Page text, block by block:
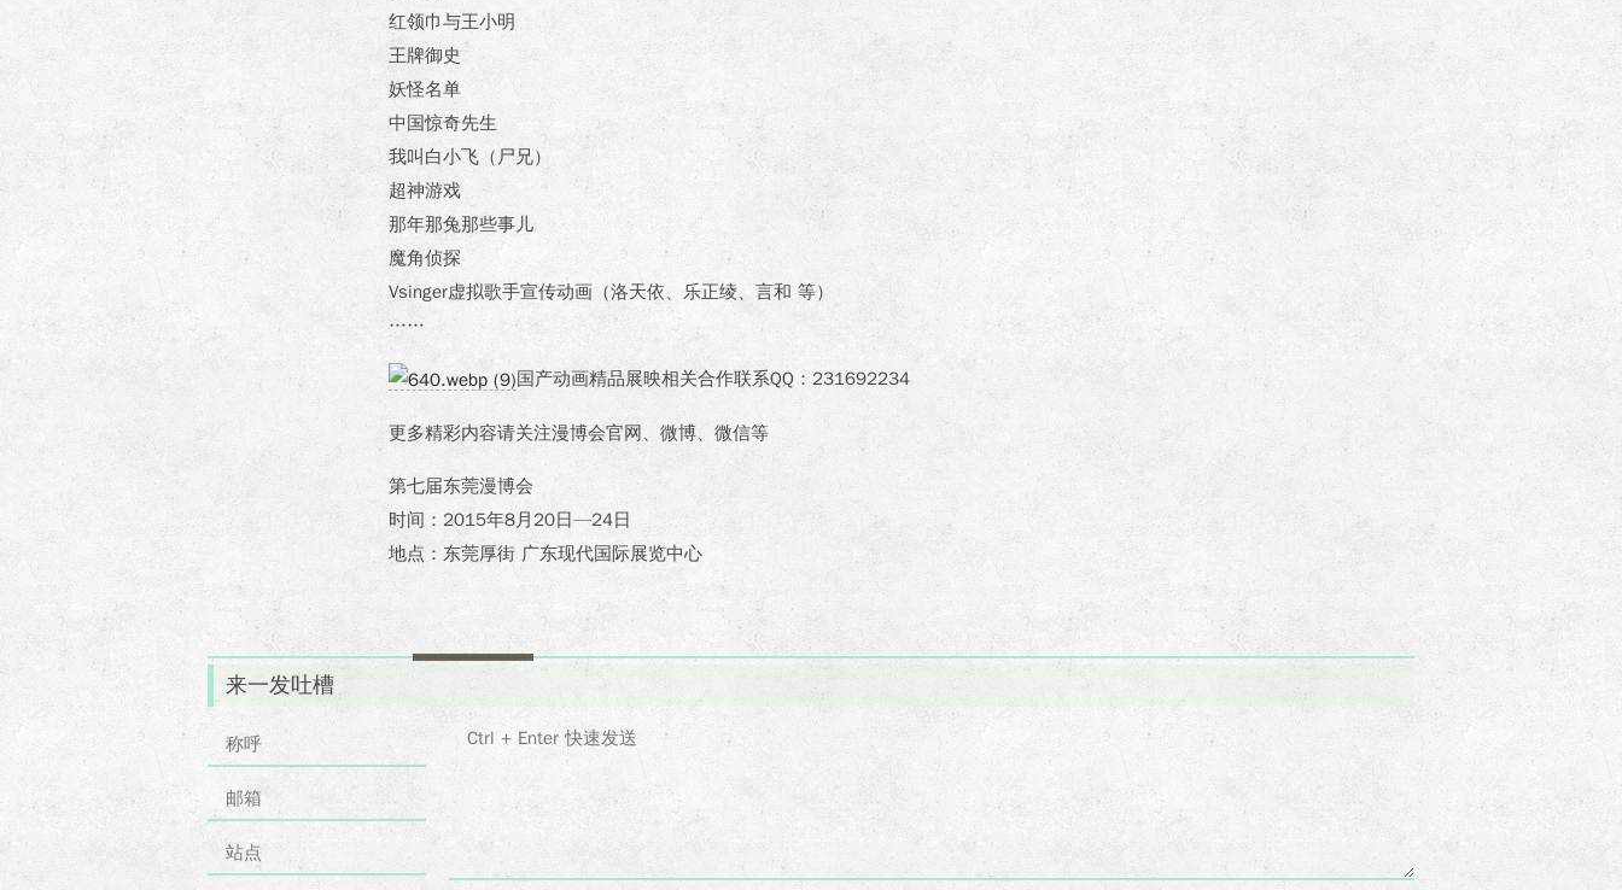
红领巾与王小明
王牌御史
妖怪名单
中国惊奇先生
我叫白小飞（尸兄）
超神游戏
那年那兔那些事儿
魔角侦探
Vsinger虚拟歌手宣传动画（洛天依、乐正绫、言和 等）
……
国产动画精品展映相关合作联系QQ：231692234
更多精彩内容请关注漫博会官网、微博、微信等
第七届东莞漫博会
时间：2015年8月20日—24日
地点：东莞厚街 广东现代国际展览中心
来一发吐槽